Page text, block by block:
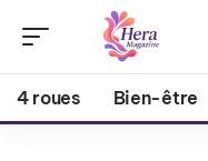
4 roues Bien-être